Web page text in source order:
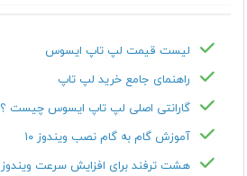
لیست قیمت لپ تاپ ایسوس
راهنمای جامع خرید لپ تاپ
گارانتی اصلی لپ تاپ ایسوس چیست ؟
آموزش گام به گام نصب ویندوز ۱۰
هشت ترفند برای افزایش سرعت ویندوز ۱۰